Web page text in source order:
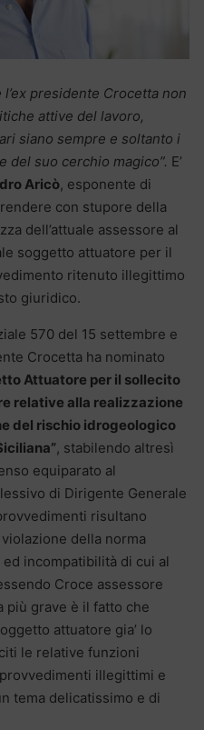
presidente Crocetta non
attive del lavoro,
siano sempre e soltanto i
del suo cerchio magico”. E’
Aricò, esponente di
con stupore della
dell’attuale assessore al
soggetto attuatore per il
ritenuto illegittimo
giuridico.
570 del 15 settembre e
Crocetta ha nominato
Attuatore per il sollecito
relative alla realizzazione
del rischio idrogeologico
, stabilendo altresì
equiparato al
di Dirigente Generale
risultano
della norma
incompatibilità di cui al
Croce assessore
più grave è il fatto che
attuatore gia’ lo
le relative funzioni
illegittimi e
tema delicatissimo e di